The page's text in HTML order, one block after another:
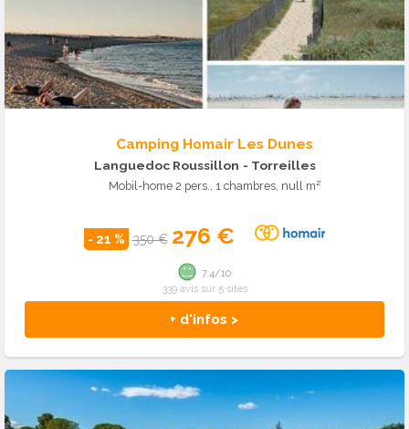
Camping Homair Les Dunes
Languedoc Roussillon - Torreilles
Mobil-home 2 pers., 1 chambres, null m²
- 21 % 350 € 276 €
+ d'infos >
7.4/10
339 avis sur 5 sites